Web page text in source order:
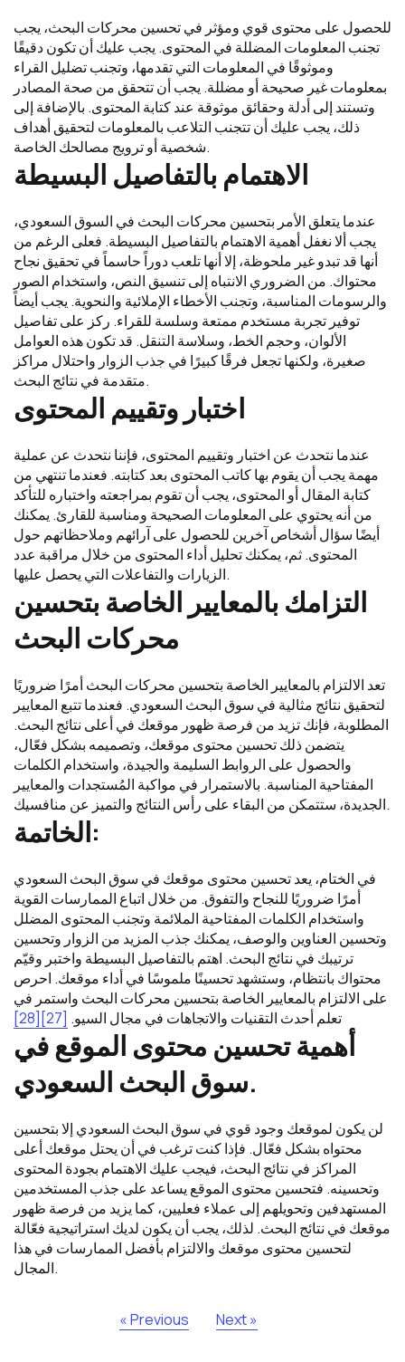
للحصول على محتوى قوي ومؤثر في تحسين محركات البحث، يجب
تجنب المعلومات المضللة في المحتوى. يجب عليك أن تكون دقيقًا
وموثوقًا في المعلومات التي تقدمها، وتجنب تضليل القراء
بمعلومات غير صحيحة أو مضللة. يجب أن تتحقق من صحة المصادر
وتستند إلى أدلة وحقائق موثوقة عند كتابة المحتوى. بالإضافة إلى
ذلك، يجب عليك أن تتجنب التلاعب بالمعلومات لتحقيق أهداف
شخصية أو ترويج مصالحك الخاصة.
الاهتمام بالتفاصيل البسيطة
عندما يتعلق الأمر بتحسين محركات البحث في السوق السعودي،
يجب ألا نغفل أهمية الاهتمام بالتفاصيل البسيطة. فعلى الرغم من
أنها قد تبدو غير ملحوظة، إلا أنها تلعب دوراً حاسماً في تحقيق نجاح
محتواك. من الضروري الانتباه إلى تنسيق النص، واستخدام الصور
والرسومات المناسبة، وتجنب الأخطاء الإملائية والنحوية. يجب أيضاً
توفير تجربة مستخدم ممتعة وسلسة للقراء. ركز على تفاصيل
الألوان، وحجم الخط، وسلاسة التنقل. قد تكون هذه العوامل
صغيرة، ولكنها تجعل فرقًا كبيرًا في جذب الزوار واحتلال مراكز
متقدمة في نتائج البحث.
اختبار وتقييم المحتوى
عندما نتحدث عن اختبار وتقييم المحتوى، فإننا نتحدث عن عملية
مهمة يجب أن يقوم بها كاتب المحتوى بعد كتابته. فعندما تنتهي من
كتابة المقال أو المحتوى، يجب أن تقوم بمراجعته واختباره للتأكد
من أنه يحتوي على المعلومات الصحيحة ومناسبة للقارئ. يمكنك
أيضًا سؤال أشخاص آخرين للحصول على آرائهم وملاحظاتهم حول
المحتوى. ثم، يمكنك تحليل أداء المحتوى من خلال مراقبة عدد
الزيارات والتفاعلات التي يحصل عليها.
التزامك بالمعايير الخاصة بتحسين
محركات البحث
تعد الالتزام بالمعايير الخاصة بتحسين محركات البحث أمرًا ضروريًا
لتحقيق نتائج مثالية في سوق البحث السعودي. فعندما تتبع المعايير
المطلوبة، فإنك تزيد من فرصة ظهور موقعك في أعلى نتائج البحث.
يتضمن ذلك تحسين محتوى موقعك، وتصميمه بشكل فعّال،
والحصول على الروابط السليمة والجيدة، واستخدام الكلمات
المفتاحية المناسبة. بالاستمرار في مواكبة المُستجدات والمعايير
الجديدة، ستتمكن من البقاء على رأس النتائج والتميز عن منافسيك.
الخاتمة:
في الختام، يعد تحسين محتوى موقعك في سوق البحث السعودي
أمرًا ضروريًا للنجاح والتفوق. من خلال اتباع الممارسات القوية
واستخدام الكلمات المفتاحية الملائمة وتجنب المحتوى المضلل
وتحسين العناوين والوصف، يمكنك جذب المزيد من الزوار وتحسين
ترتيبك في نتائج البحث. اهتم بالتفاصيل البسيطة واختبر وقيّم
محتواك بانتظام، وستشهد تحسينًا ملموسًا في أداء موقعك. احرص
على الالتزام بالمعايير الخاصة بتحسين محركات البحث واستمر في
تعلم أحدث التقنيات والاتجاهات في مجال السيو. [27]
[28]
أهمية تحسين محتوى الموقع في
سوق البحث السعودي.
لن يكون لموقعك وجود قوي في سوق البحث السعودي إلا بتحسين
محتواه بشكل فعّال. فإذا كنت ترغب في أن يحتل موقعك أعلى
المراكز في نتائج البحث، فيجب عليك الاهتمام بجودة المحتوى
وتحسينه. فتحسين محتوى الموقع يساعد على جذب المستخدمين
المستهدفين وتحويلهم إلى عملاء فعليين، كما يزيد من فرصة ظهور
موقعك في نتائج البحث. لذلك، يجب أن يكون لديك استراتيجية فعّالة
لتحسين محتوى موقعك والالتزام بأفضل الممارسات في هذا
المجال.
« Previous Next »